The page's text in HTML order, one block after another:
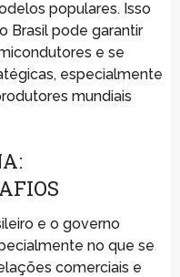
populares. Isso
Brasil pode garantir
e se
especialmente
mundiais
e o governo
no que se
comerciais e